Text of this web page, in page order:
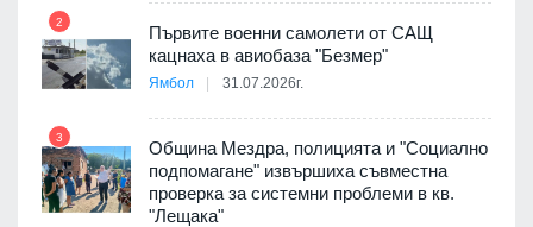
2
Първите военни самолети от САЩ
кацнаха в авиобаза "Безмер"
Ямбол 31.07.2026г.
3
Община Мездра, полицията и "Социално
подпомагане" извършиха съвместна
проверка за системни проблеми в кв.
"Лещака"